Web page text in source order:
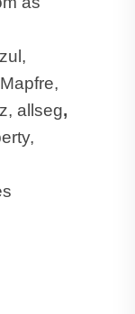
allseg,